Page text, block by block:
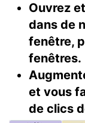
Ouvrez
dans de
fenêtre,
fenêtres.
et vous
de clics